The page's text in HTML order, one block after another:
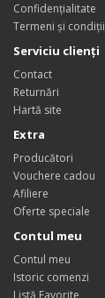
Confidențialitate
Termeni și condiții
Serviciu clienți
Contact
Returnări
Hartă site
Extra
Producători
Vouchere cadou
Afiliere
Oferte speciale
Contul meu
Contul meu
Istoric comenzi
Listă Favorite